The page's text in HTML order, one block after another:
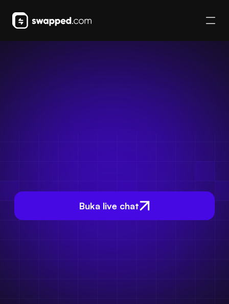
Buka live chat